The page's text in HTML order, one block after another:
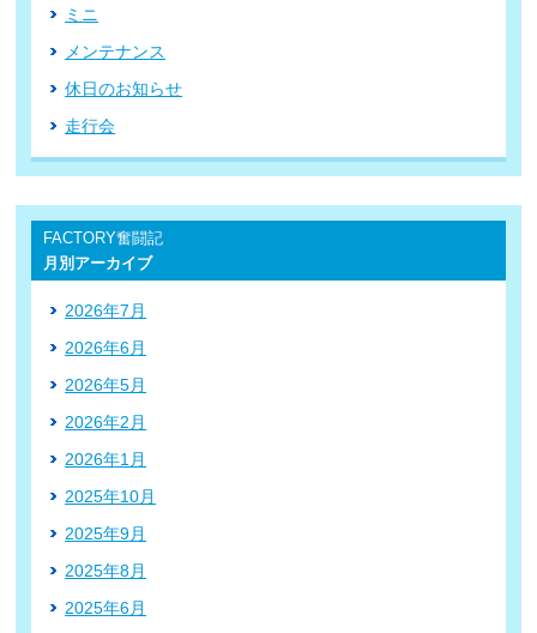
ミニ
メンテナンス
休日のお知らせ
走行会
FACTORY奮闘記
月別アーカイブ
2026年7月
2026年6月
2026年5月
2026年2月
2026年1月
2025年10月
2025年9月
2025年8月
2025年6月